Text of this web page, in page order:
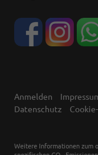
Anmelden
Datenschutz
Weitere Informationen zum